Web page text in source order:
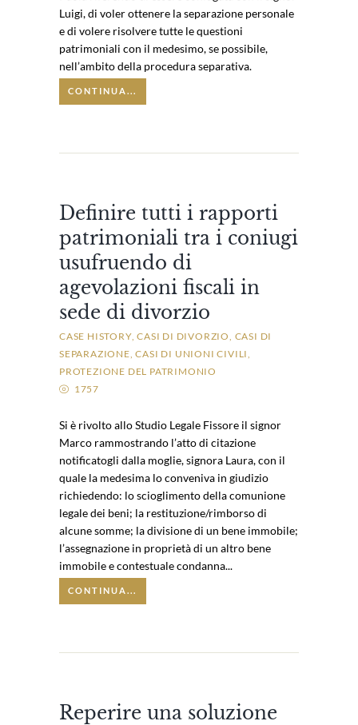
Luigi, di voler ottenere la separazione personale
e di volere risolvere tutte le questioni
patrimoniali con il medesimo, se possibile,
nell’ambito della procedura separativa.
CONTINUA...
Definire tutti i rapporti
patrimoniali tra i coniugi
usufruendo di
agevolazioni fiscali in
sede di divorzio
CASE HISTORY CASI DI DIVORZIO CASI DI
SEPARAZIONE CASI DI UNIONI CIVILI
PROTEZIONE DEL PATRIMONIO
1757
Si è rivolto allo Studio Legale Fissore il signor
Marco rammostrando l’atto di citazione
notificatogli dalla moglie, signora Laura, con il
quale la medesima lo conveniva in giudizio
richiedendo: lo scioglimento della comunione
legale dei beni; la restituzione/rimborso di
alcune somme; la divisione di un bene immobile;
l’assegnazione in proprietà di un altro bene
immobile e contestuale condanna...
CONTINUA...
Reperire una soluzione